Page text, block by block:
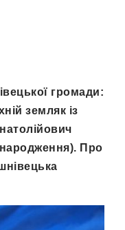
громади:
земляк із
Про